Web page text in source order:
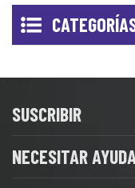
SUSCRIBIR
NECESITAR